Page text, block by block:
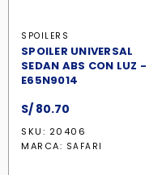
SPOILERS
SPOILER UNIVERSAL
SEDAN ABS CON LUZ -
E65N9014
S/ 80.70
SKU: 20406
MARCA: SAFARI